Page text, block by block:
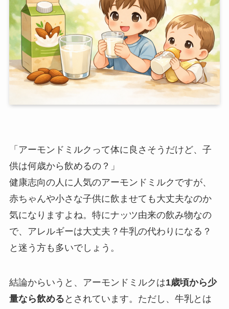
「アーモンドミルクって体に良さそうだけど、子
供は何歳から飲めるの？」
健康志向の人に人気のアーモンドミルクですが、
赤ちゃんや小さな子供に飲ませても大丈夫なのか
気になりますよね。特にナッツ由来の飲み物なの
で、アレルギーは大丈夫？牛乳の代わりになる？
と迷う方も多いでしょう。
結論からいうと、アーモンドミルクは1歳頃から少
量なら飲める とされています。ただし、牛乳とは